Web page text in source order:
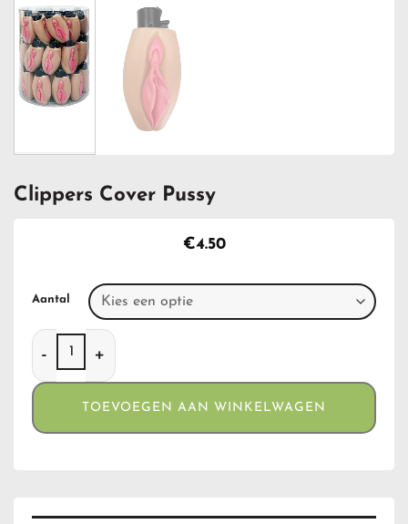
Clippers Cover Pussy
€4.50
Aantal
Clippers Cover Pussy aantal
TOEVOEGEN AAN WINKELWAGEN